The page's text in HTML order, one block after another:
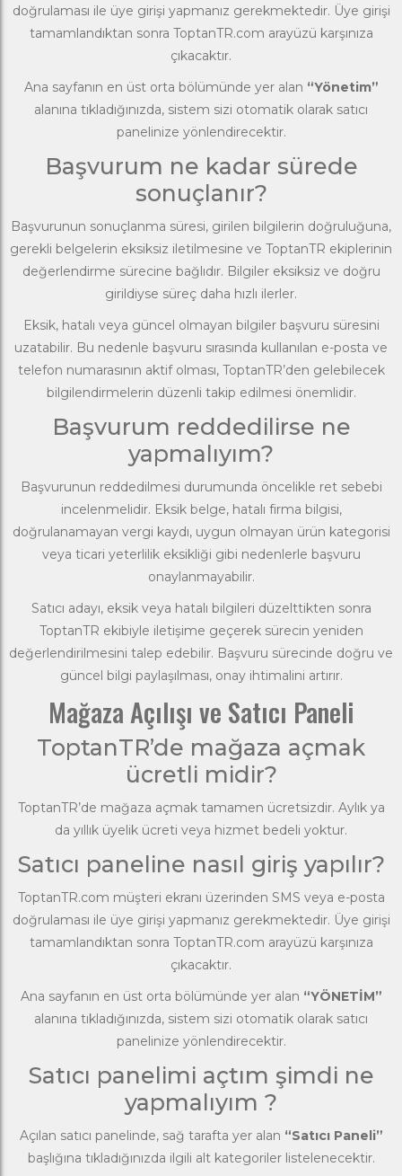
doğrulaması ile üye girişi yapmanız gerekmektedir. Üye girişi
tamamlandıktan sonra ToptanTR.com arayüzü karşınıza
çıkacaktır.
Ana sayfanın en üst orta bölümünde yer alan “Yönetim”
alanına tıkladığınızda, sistem sizi otomatik olarak satıcı
panelinize yönlendirecektir.
Başvurum ne kadar sürede
sonuçlanır?
Başvurunun sonuçlanma süresi, girilen bilgilerin doğruluğuna,
gerekli belgelerin eksiksiz iletilmesine ve ToptanTR ekiplerinin
değerlendirme sürecine bağlıdır. Bilgiler eksiksiz ve doğru
girildiyse süreç daha hızlı ilerler.
Eksik, hatalı veya güncel olmayan bilgiler başvuru süresini
uzatabilir. Bu nedenle başvuru sırasında kullanılan e-posta ve
telefon numarasının aktif olması, ToptanTR’den gelebilecek
bilgilendirmelerin düzenli takip edilmesi önemlidir.
Başvurum reddedilirse ne
yapmalıyım?
Başvurunun reddedilmesi durumunda öncelikle ret sebebi
incelenmelidir. Eksik belge, hatalı firma bilgisi,
doğrulanamayan vergi kaydı, uygun olmayan ürün kategorisi
veya ticari yeterlilik eksikliği gibi nedenlerle başvuru
onaylanmayabilir.
Satıcı adayı, eksik veya hatalı bilgileri düzelttikten sonra
ToptanTR ekibiyle iletişime geçerek sürecin yeniden
değerlendirilmesini talep edebilir. Başvuru sürecinde doğru ve
güncel bilgi paylaşılması, onay ihtimalini artırır.
Mağaza Açılışı ve Satıcı Paneli
ToptanTR’de mağaza açmak
ücretli midir?
ToptanTR’de mağaza açmak tamamen ücretsizdir. Aylık ya
da yıllık üyelik ücreti veya hizmet bedeli yoktur.
Satıcı paneline nasıl giriş yapılır?
ToptanTR.com müşteri ekranı üzerinden SMS veya e-posta
doğrulaması ile üye girişi yapmanız gerekmektedir. Üye girişi
tamamlandıktan sonra ToptanTR.com arayüzü karşınıza
çıkacaktır.
Ana sayfanın en üst orta bölümünde yer alan “YÖNETİM”
alanına tıkladığınızda, sistem sizi otomatik olarak satıcı
panelinize yönlendirecektir.
Satıcı panelimi açtım şimdi ne
yapmalıyım ?
Açılan satıcı panelinde, sağ tarafta yer alan “Satıcı Paneli”
başlığına tıkladığınızda ilgili alt kategoriler listelenecektir.